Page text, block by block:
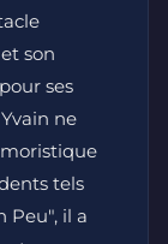
son
ses
ne
tels
Peu", il a